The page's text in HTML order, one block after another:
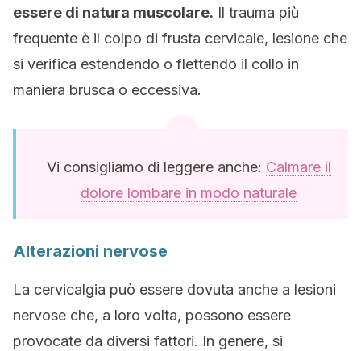
essere di natura muscolare. Il trauma più
frequente è il colpo di frusta cervicale, lesione che
si verifica estendendo o flettendo il collo in
maniera brusca o eccessiva.
Vi consigliamo di leggere anche: Calmare il
dolore lombare in modo naturale
Alterazioni nervose
La cervicalgia può essere dovuta anche a lesioni
nervose che, a loro volta, possono essere
provocate da diversi fattori. In genere, si